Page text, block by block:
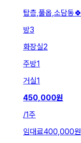
탑층,풀옵,소담동🍀
방3
화장실2
주방1
거실1
450,000원
/1주
임대료400,000원